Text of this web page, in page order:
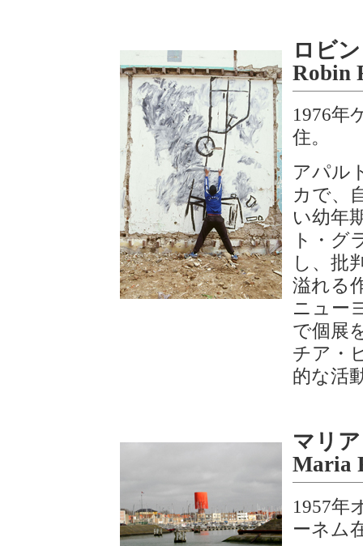
ロビ
Robin
1976年
住。
アパル
カで、
い幼年
ト・グ
し、批
溢れる
ニュー
で個展
チア・
的な活
マリ
Maria
1957年
ーネム